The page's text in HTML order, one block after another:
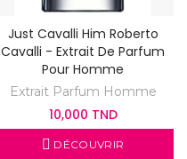
Just Cavalli Him Roberto
Cavalli - Extrait De Parfum
Pour Homme
Extrait Parfum Homme
10,000 TND
DÉCOUVRIR